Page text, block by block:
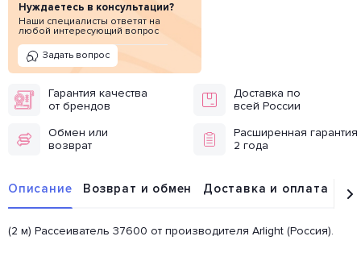
Нуждаетесь в консультации?
Наши специалисты ответят на
любой интересующий вопрос
Задать вопрос
Гарантия качества
от брендов
Доставка по
всей России
Обмен или
возврат
Расширенная гарантия
2 года
Описание Возврат и обмен Доставка и оплата
(2 м) Рассеиватель 37600 от производителя Arlight (Россия).